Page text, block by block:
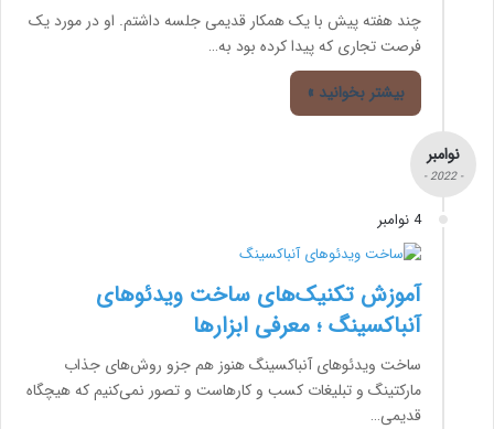
چند هفته پیش با یک همکار قدیمی جلسه داشتم. او در مورد یک
فرصت تجاری که پیدا کرده بود به…
بیشتر بخوانید »
نوامبر
- 2022 -
4 نوامبر
آموزش تکنیک‌های ساخت ویدئوهای
آنباکسینگ ؛ معرفی ابزارها
ساخت ویدئوهای آنباکسینگ هنوز هم جزو روش‌های جذاب
مارکتینگ و تبلیغات کسب و کارهاست و تصور نمی‌کنیم که هیچگاه
قدیمی…